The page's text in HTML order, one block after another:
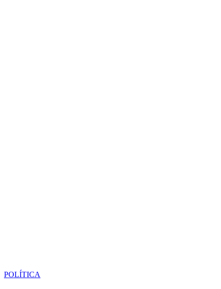
POLÍTICA